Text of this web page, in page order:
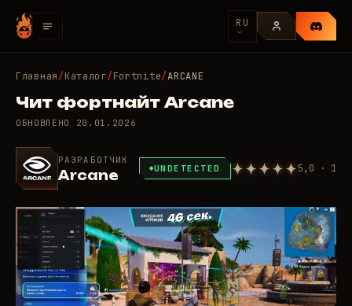
RU
Главная/Каталог/Fortnite/ARCANE
Чит фортнайт Arcane
ОБНОВЛЕНО 20.01.2026
РАЗРАБОТЧИК
Arcane UNDETECTED 5,0 · 1